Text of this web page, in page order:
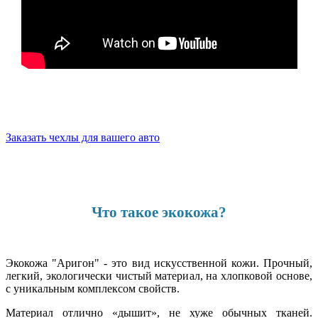
Заказать чехлы для вашего авто
Что такое экокожа?
Экокожа "Аригон" - это вид искусственной кожи. Прочный,
легкий, экологически чистый материал, на хлопковой основе,
с уникальным комплексом свойств.
Материал отлично «дышит», не хуже обычных тканей.